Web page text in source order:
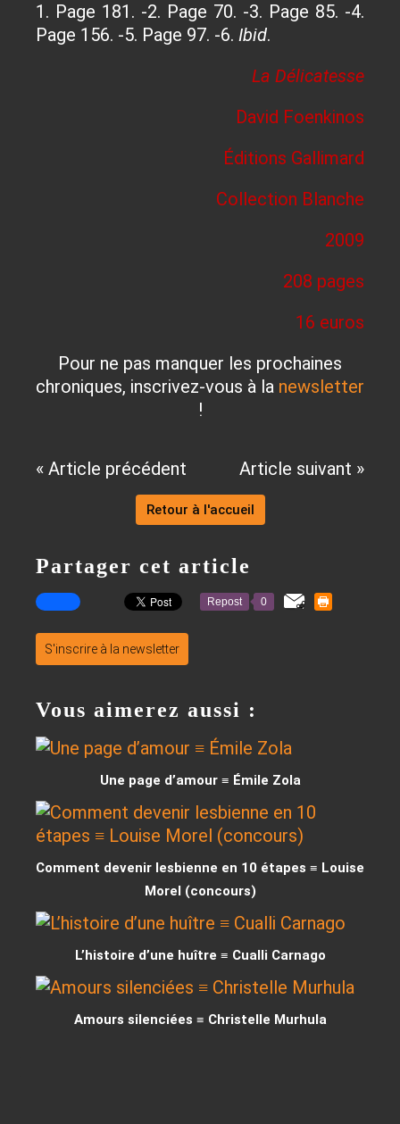
1. Page 181. -2. Page 70. -3. Page 85. -4.
Page 156. -5. Page 97. -6. Ibid.
La Délicatesse
David Foenkinos
Éditions Gallimard
Collection Blanche
2009
208 pages
16 euros
Pour ne pas manquer les prochaines
chroniques, inscrivez-vous à la newsletter
!
« Article précédent Article suivant »
Retour à l'accueil
Partager cet article
Repost 0
S'inscrire à la newsletter
Vous aimerez aussi :
Une page d’amour ≡ Émile Zola
Comment devenir lesbienne en 10 étapes ≡ Louise
Morel (concours)
L’histoire d’une huître ≡ Cualli Carnago
Amours silenciées ≡ Christelle Murhula